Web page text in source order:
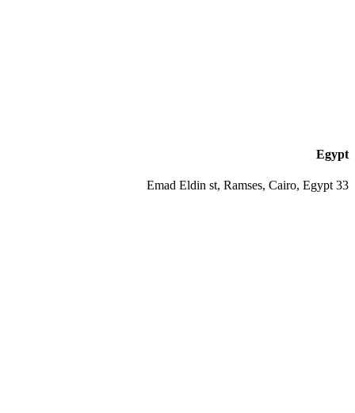
Egypt
33 Emad Eldin st, Ramses, Cairo, Egypt